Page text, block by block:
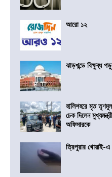
আরো ১২
ঝাড়খন্ডে বিক্ষুব্ধ
হালিশহরে মৃত তৃণমূল
চেক দিলেন
অফিসারকে
ত্রিপুরার খোয়াই-